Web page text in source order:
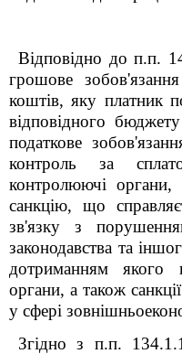
Відповідно до п.п.
грошове
коштів, яку платник
відповідного
податкове
контроль за
контролюючі
санкцію, що
зв'язку з
законодавства та
дотриманням якого
органи, а також
у сфері
Згідно з п.п.